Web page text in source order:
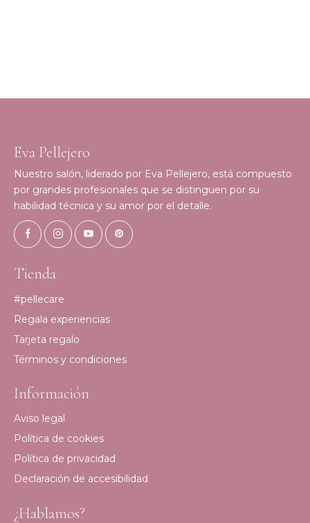
Eva Pellejero
Nuestro salón, liderado por Eva Pellejero, está compuesto
por grandes profesionales que se distinguen por su
habilidad técnica y su amor por el detalle.
Tienda
#pellecare
Regala experiencias
Tarjeta regalo
Términos y condiciones
Información
Aviso legal
Política de cookies
Política de privacidad
Declaración de accesibilidad
¿Hablamos?